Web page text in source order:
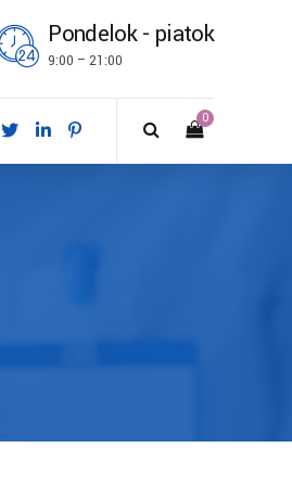
Pondelok - piatok
9:00 – 21:00
0